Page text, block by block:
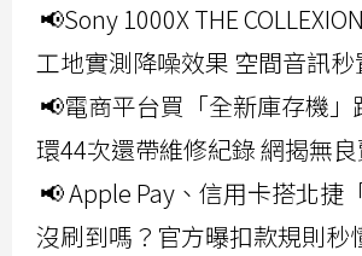
📢Sony 1000X THE
工地實測降噪效果 空間音訊
📢電商平台買「全新庫存機
環44次還帶維修紀錄 網揭無
📢 Apple Pay、信用卡搭北捷
沒刷到嗎？官方曝扣款規則秒